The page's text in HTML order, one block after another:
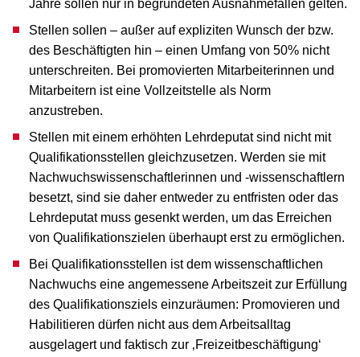
Jahre sollen nur in begründeten Ausnahmefällen gelten.
Stellen sollen – außer auf expliziten Wunsch der bzw.
des Beschäftigten hin – einen Umfang von 50% nicht
unterschreiten. Bei promovierten Mitarbeiterinnen und
Mitarbeitern ist eine Vollzeitstelle als Norm
anzustreben.
Stellen mit einem erhöhten Lehrdeputat sind nicht mit
Qualifikationsstellen gleichzusetzen. Werden sie mit
Nachwuchswissenschaftlerinnen und -wissenschaftlern
besetzt, sind sie daher entweder zu entfristen oder das
Lehrdeputat muss gesenkt werden, um das Erreichen
von Qualifikationszielen überhaupt erst zu ermöglichen.
Bei Qualifikationsstellen ist dem wissenschaftlichen
Nachwuchs eine angemessene Arbeitszeit zur Erfüllung
des Qualifikationsziels einzuräumen: Promovieren und
Habilitieren dürfen nicht aus dem Arbeitsalltag
ausgelagert und faktisch zur ‚Freizeitbeschäftigung‘